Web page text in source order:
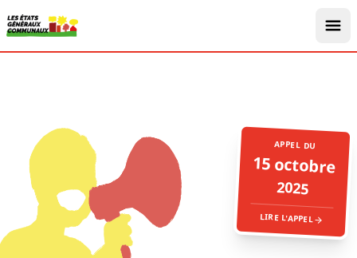
APPEL DU
15 octobre
2025
LIRE L'APPEL